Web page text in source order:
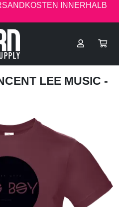
INNERHALB
LEE MUSIC -